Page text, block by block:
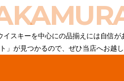
イスキーを中心にの品揃えには自信
ト」が見つかるので、ぜひ当店へお越し